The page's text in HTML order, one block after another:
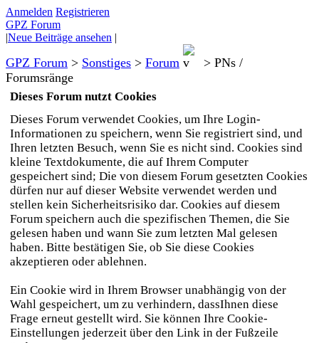
Anmelden Registrieren
GPZ Forum
|Neue Beiträge ansehen |
GPZ Forum > Sonstiges > Forum > PNs /
Forumsränge
Dieses Forum nutzt Cookies
Dieses Forum verwendet Cookies, um Ihre Login-
Informationen zu speichern, wenn Sie registriert sind, und
Ihren letzten Besuch, wenn Sie es nicht sind. Cookies sind
kleine Textdokumente, die auf Ihrem Computer
gespeichert sind; Die von diesem Forum gesetzten Cookies
dürfen nur auf dieser Website verwendet werden und
stellen kein Sicherheitsrisiko dar. Cookies auf diesem
Forum speichern auch die spezifischen Themen, die Sie
gelesen haben und wann Sie zum letzten Mal gelesen
haben. Bitte bestätigen Sie, ob Sie diese Cookies
akzeptieren oder ablehnen.
Ein Cookie wird in Ihrem Browser unabhängig von der
Wahl gespeichert, um zu verhindern, dassIhnen diese
Frage erneut gestellt wird. Sie können Ihre Cookie-
Einstellungen jederzeit über den Link in der Fußzeile